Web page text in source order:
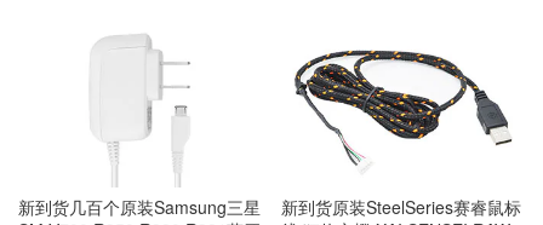
新到货几百个原装Samsung三星
新到货原装SteelSeries赛睿鼠标